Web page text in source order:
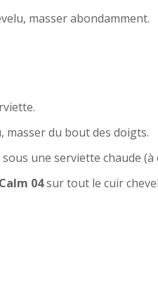
masser abondamment.
masser du bout des doigts.
une serviette chaude
04sur tout le cuir